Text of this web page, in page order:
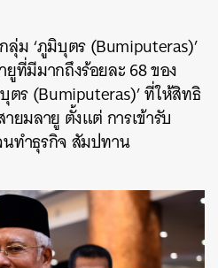
ลุ่ม ‘ภูมิบุตร (Bumiputeras)’
ยูที่มีมากถึงร้อยละ 68 ของ
ตร (Bumiputeras)’ ที่ให้สิทธิ
ยมลายู ตั้งแต่ การเข้ารับ
ทำธุรกิจ สัมปทาน
LINE EMAIL